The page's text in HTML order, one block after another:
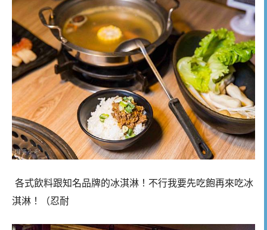
各式飲料跟知名品牌的冰淇淋！不行我要先吃飽再來吃冰
淇淋！（忍耐